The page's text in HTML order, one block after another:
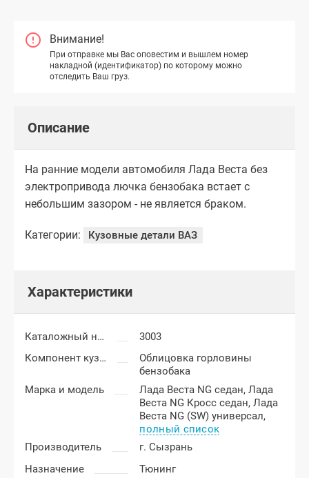
Внимание!
При отправке мы Вас оповестим и вышлем номер
накладной (идентификатор) по которому можно
отследить Ваш груз.
Описание
На ранние модели автомобиля Лада Веста без
электропривода лючка бензобака встает с
небольшим зазором - не является браком.
Категории: Кузовные детали ВАЗ
Характеристики
Каталожный номер
3003
Компонент кузова
Облицовка горловины
бензобака
Марка и модель
Лада Веста NG седан,Лада
Веста NG Кросс седан,Лада
Веста NG (SW) универсал,
полный список
Производитель
г. Сызрань
Назначение
Тюнинг